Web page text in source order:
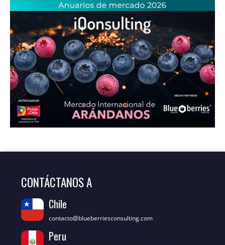
CONTÁCTANOS A
Chile
contacto@blueberriesconsulting.com
Peru